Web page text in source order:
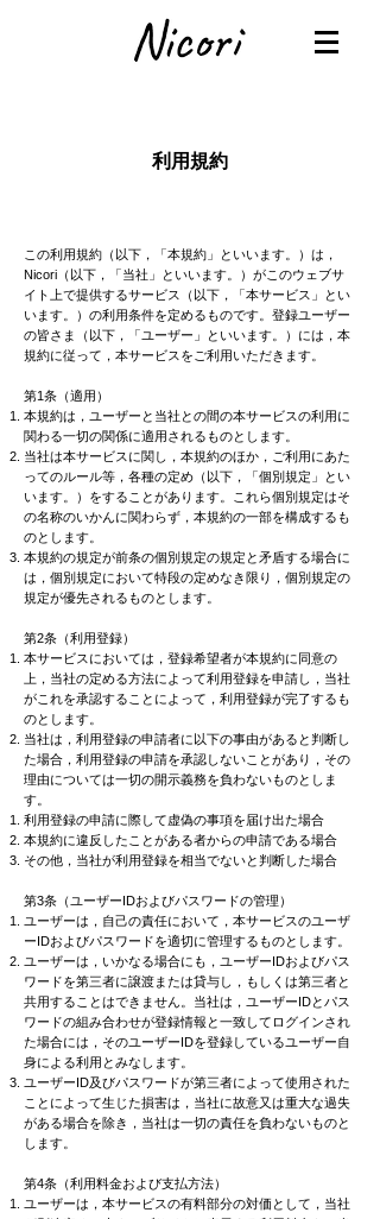
利用規約
この利用規約（以下，「本規約」といいます。）は，
Nicori（以下，「当社」といいます。）がこのウェブサ
イト上で提供するサービス（以下，「本サービス」とい
います。）の利用条件を定めるものです。登録ユーザー
の皆さま（以下，「ユーザー」といいます。）には，本
規約に従って，本サービスをご利用いただきます。
第1条（適用）
本規約は，ユーザーと当社との間の本サービスの利用に
関わる一切の関係に適用されるものとします。
当社は本サービスに関し，本規約のほか，ご利用にあた
ってのルール等，各種の定め（以下，「個別規定」とい
います。）をすることがあります。これら個別規定はそ
の名称のいかんに関わらず，本規約の一部を構成するも
のとします。
本規約の規定が前条の個別規定の規定と矛盾する場合に
は，個別規定において特段の定めなき限り，個別規定の
規定が優先されるものとします。
第2条（利用登録）
本サービスにおいては，登録希望者が本規約に同意の
上，当社の定める方法によって利用登録を申請し，当社
がこれを承認することによって，利用登録が完了するも
のとします。
当社は，利用登録の申請者に以下の事由があると判断し
た場合，利用登録の申請を承認しないことがあり，その
理由については一切の開示義務を負わないものとしま
す。
利用登録の申請に際して虚偽の事項を届け出た場合
本規約に違反したことがある者からの申請である場合
その他，当社が利用登録を相当でないと判断した場合
第3条（ユーザーIDおよびパスワードの管理）
ユーザーは，自己の責任において，本サービスのユーザ
ーIDおよびパスワードを適切に管理するものとします。
ユーザーは，いかなる場合にも，ユーザーIDおよびパス
ワードを第三者に譲渡または貸与し，もしくは第三者と
共用することはできません。当社は，ユーザーIDとパス
ワードの組み合わせが登録情報と一致してログインされ
た場合には，そのユーザーIDを登録しているユーザー自
身による利用とみなします。
ユーザーID及びパスワードが第三者によって使用された
ことによって生じた損害は，当社に故意又は重大な過失
がある場合を除き，当社は一切の責任を負わないものと
します。
第4条（利用料金および支払方法）
ユーザーは，本サービスの有料部分の対価として，当社